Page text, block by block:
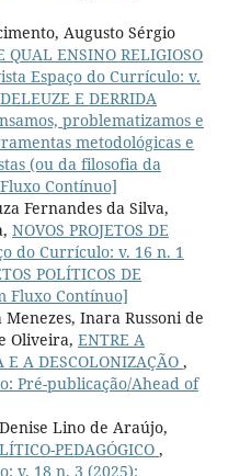
Augusto Sérgio
QUAL ENSINO RELIGIOSO
Espaço do Currículo: v.
E DERRIDA
problematizamos e
metodológicas e
(ou da filosofia da
Contínuo]
Fernandes da Silva,
NOVOS PROJETOS DE
do Currículo: v. 16 n. 1
POLÍTICOS DE
Fluxo Contínuo]
Inara Russoni de
Oliveira, ENTRE A
E A DESCOLONIZAÇÃO ,
Pré-publicação/Ahead of
Lino de Araújo,
PEDAGÓGICO ,
v. 18 n. 3 (2025):